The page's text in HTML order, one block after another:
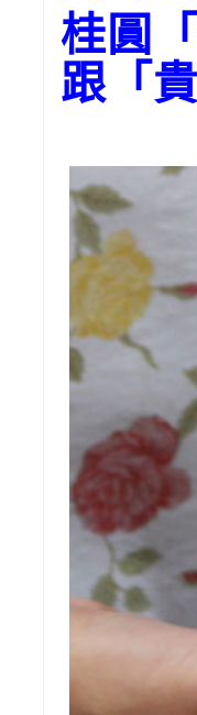
桂圓
跟「